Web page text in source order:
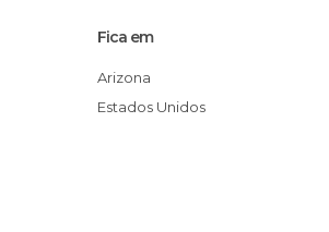
Fica em
Arizona
Estados Unidos